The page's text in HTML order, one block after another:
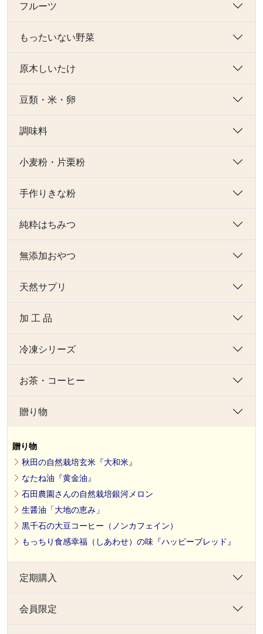
フルーツ
もったいない野菜
原木しいたけ
豆類・米・卵
調味料
小麦粉・片栗粉
手作りきな粉
純粋はちみつ
無添加おやつ
天然サプリ
加 工 品
冷凍シリーズ
お茶・コーヒー
贈り物
贈り物
秋田の自然栽培玄米『大和米』
なたね油『黄金油』
石田農園さんの自然栽培銀河メロン
生醤油「大地の恵み」
黒千石の大豆コーヒー（ノンカフェイン）
もっちり食感幸福（しあわせ）の味『ハッピーブレッド』
定期購入
会員限定